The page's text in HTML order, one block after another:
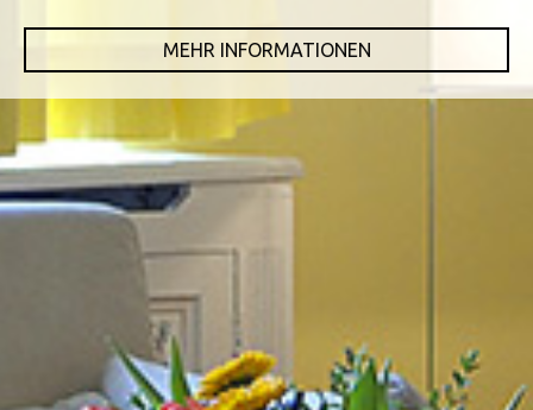
MEHR INFORMATIONEN